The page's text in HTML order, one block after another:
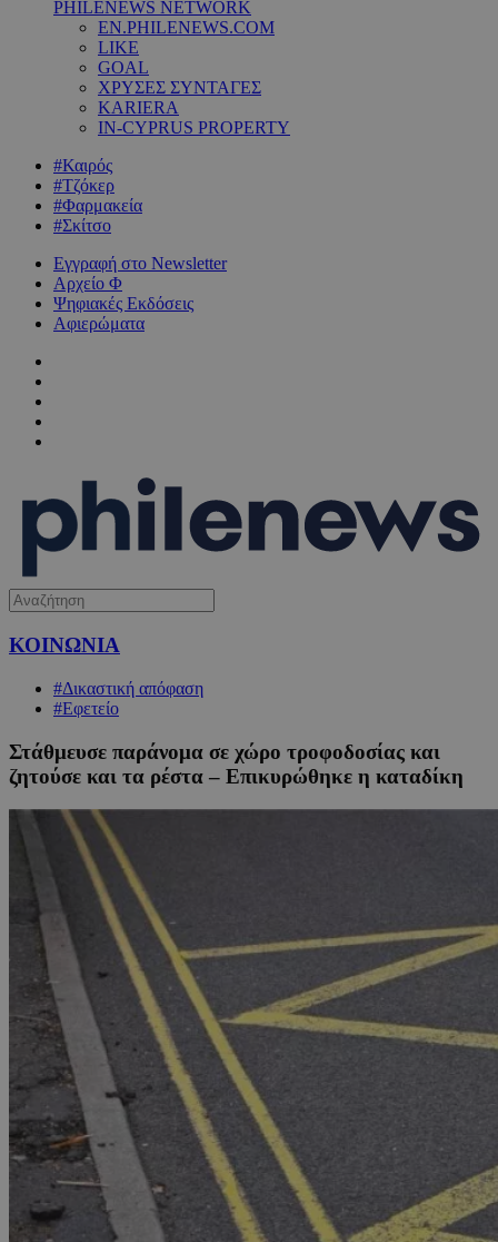
PHILENEWS NETWORK
EN.PHILENEWS.COM
LIKE
GOAL
ΧΡΥΣΕΣ ΣΥΝΤΑΓΕΣ
KARIERA
IN-CYPRUS PROPERTY
#Καιρός
#Τζόκερ
#Φαρμακεία
#Σκίτσο
Εγγραφή στο Newsletter
Αρχείο Φ
Ψηφιακές Εκδόσεις
Αφιερώματα
ΚΟΙΝΩΝΙΑ
#Δικαστική απόφαση
#Εφετείο
Στάθμευσε παράνομα σε χώρο τροφοδοσίας και
ζητούσε και τα ρέστα – Επικυρώθηκε η καταδίκη